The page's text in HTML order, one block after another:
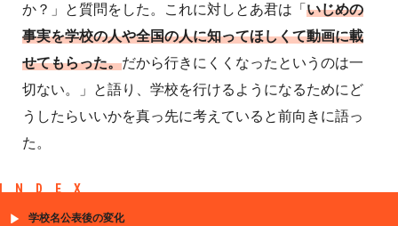
か？」と質問をした。これに対しとあ君は「 いじめの
事実を学校の人や全国の人に知ってほしくて動画に載
せてもらった。だから行きにくくなったというのは一
切ない。」と語り、学校を行けるようになるためにど
うしたらいいかを真っ先に考えていると前向きに語っ
た。
INDEX
学校名公表後の変化